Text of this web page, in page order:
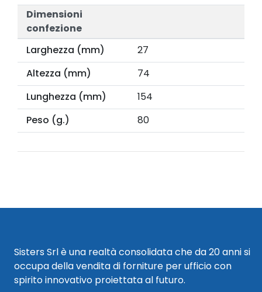
Dimensioni
confezione
Larghezza (mm)
27
Altezza (mm)
74
Lunghezza (mm)
154
Peso (g.)
80
Sisters Srl è una realtà consolidata che da 20 anni si
occupa della vendita di forniture per ufficio con
spirito innovativo proiettata al futuro.